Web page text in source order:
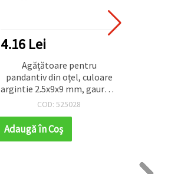
4.16 Lei
Agățătoare pentru
pandantiv din oțel, culoare
argintie 2.5x9x9 mm, gaură: 2
mm - 10 buc.
COD: 525028
Adaugă în Coş